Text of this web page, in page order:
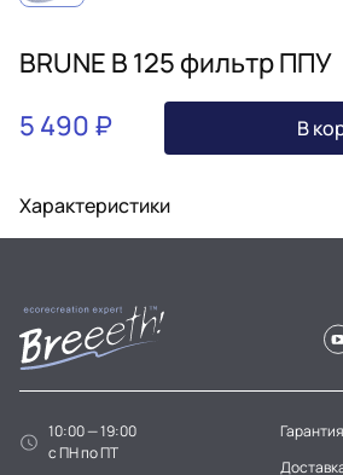
BRUNE B 125 фильтр ППУ
5 490 ₽
В
Характеристики
10:00 — 19:00
c ПН по ПТ